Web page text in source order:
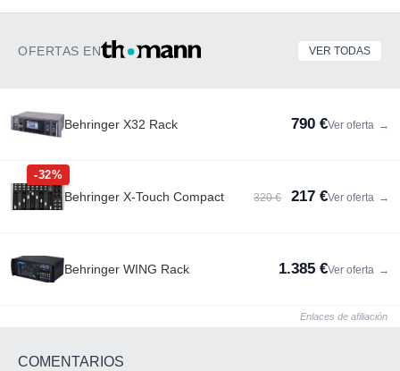
OFERTAS EN VER TODAS
Behringer X32 Rack 790 €Ver oferta →
-32%
Behringer X-Touch Compact 320 € 217 €Ver oferta →
Behringer WING Rack 1.385 €Ver oferta →
Enlaces de afiliación
COMENTARIOS